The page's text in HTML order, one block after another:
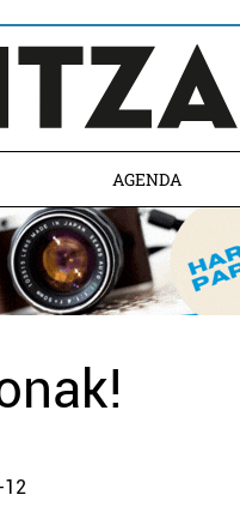
AGENDA
12